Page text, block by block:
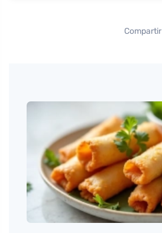
Compartir